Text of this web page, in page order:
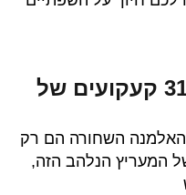
שיא גינס: מעריץ עם 31 קעקועים של
והאלמנה השחורה הם רק
המעריץ הנלהב הזה,